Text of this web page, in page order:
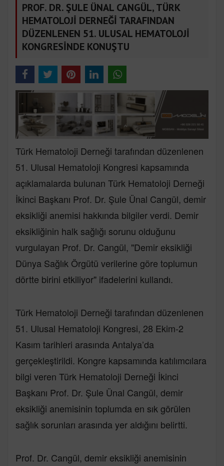
PROF. DR. ŞULE ÜNAL CANGÜL, TÜRK
HEMATOLOJİ DERNEĞİ TARAFINDAN
DÜZENLENEN 51. ULUSAL HEMATOLOJİ
KONGRESİNDE KONUŞTU
Türk Hematoloji Derneği tarafından düzenlenen
51. Ulusal Hematoloji Kongresi kapsamında
açıklamalarda bulunan Türk Hematoloji Derneği
İkinci Başkanı Prof. Dr. Şule Ünal Cangül, demir
eksikliği anemisi hakkında bilgiler verdi. Demir
eksikliğinin halk sağlığı sorunu olduğunu
vurgulayan Prof. Dr. Cangül, "Demir eksikliği
Dünya Sağlık Örgütü verilerine göre toplumun
dörtte birini etkiliyor" ifadelerini kullandı.
Türk Hematoloji Derneği tarafından düzenlenen
51. Ulusal Hematoloji Kongresi, 28 Ekim-2
Kasım tarihleri arasında Antalya’da
gerçekleştirildi. Kongre kapsamında katılımcılara
bilgi veren Türk Hematoloji Derneği İkinci
Başkanı Prof. Dr. Şule Ünal Cangül, demir
eksikliği anemisinin toplumda en sık görülen
sağlık sorunları arasında yer aldığını belirtti.
Prof. Dr. Cangül, demir eksikliği anemisinin